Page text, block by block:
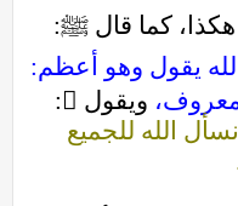
هكذا، كما قال ﷺ:
يقول وهو أعظم:
ويقول :
الله للجميع